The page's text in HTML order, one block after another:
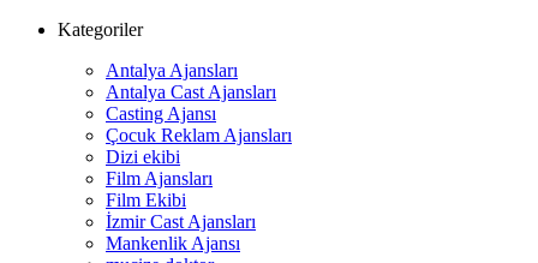
Kategoriler
Antalya Ajansları
Antalya Cast Ajansları
Casting Ajansı
Çocuk Reklam Ajansları
Dizi ekibi
Film Ajansları
Film Ekibi
İzmir Cast Ajansları
Mankenlik Ajansı